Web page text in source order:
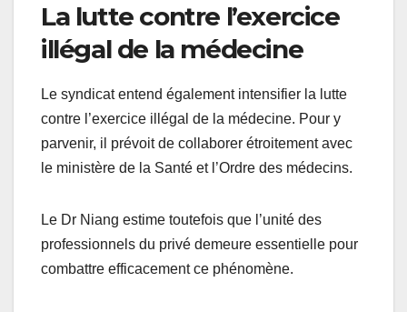
La lutte contre l’exercice
illégal de la médecine
Le syndicat entend également intensifier la lutte
contre l’exercice illégal de la médecine. Pour y
parvenir, il prévoit de collaborer étroitement avec
le ministère de la Santé et l’Ordre des médecins.
Le Dr Niang estime toutefois que l’unité des
professionnels du privé demeure essentielle pour
combattre efficacement ce phénomène.